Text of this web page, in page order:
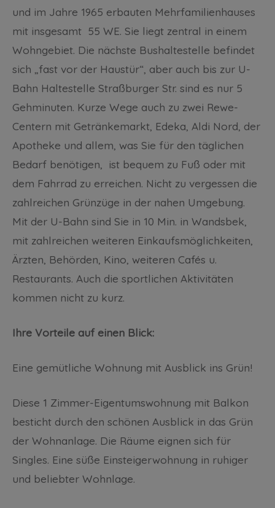
und im Jahre 1965 erbauten Mehrfamilienhauses
mit insgesamt 55 WE. Sie liegt zentral in einem
Wohngebiet. Die nächste Bushaltestelle befindet
sich „fast vor der Haustür“, aber auch bis zur U-
Bahn Haltestelle Straßburger Str. sind es nur 5
Gehminuten. Kurze Wege auch zu zwei Rewe-
Centern mit Getränkemarkt, Edeka, Aldi Nord, der
Apotheke und allem, was Sie für den täglichen
Bedarf benötigen, ist bequem zu Fuß oder mit
dem Fahrrad zu erreichen. Nicht zu vergessen die
zahlreichen Grünzüge in der nahen Umgebung.
Mit der U-Bahn sind Sie in 10 Min. in Wandsbek,
mit zahlreichen weiteren Einkaufsmöglichkeiten,
Ärzten, Behörden, Kino, weiteren Cafés u.
Restaurants. Auch die sportlichen Aktivitäten
kommen nicht zu kurz.
Ihre Vorteile auf einen Blick:
Eine gemütliche Wohnung mit Ausblick ins Grün!
Diese 1 Zimmer-Eigentumswohnung mit Balkon
besticht durch den schönen Ausblick in das Grün
der Wohnanlage. Die Räume eignen sich für
Singles. Eine süße Einsteigerwohnung in ruhiger
und beliebter Wohnlage.